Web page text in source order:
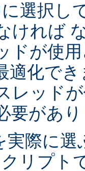
選択し
ければ
ドが使
適化で
レッド
要があ
実際に選
クリプト